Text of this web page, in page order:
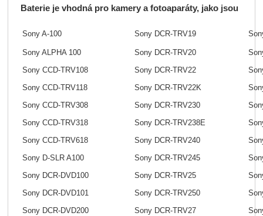
Baterie je vhodná pro kamery a fotoaparáty, jako jsou
Sony A-100 Sony DCR-TRV19
Sony ALPHA 100 Sony DCR-TRV20
Sony CCD-TRV108
Sony DCR-TRV22
Sony CCD-TRV118
Sony DCR-TRV22K
Sony CCD-TRV308
Sony DCR-TRV230
Sony CCD-TRV318
Sony DCR-TRV238E
Sony CCD-TRV618
Sony DCR-TRV240
Sony D-SLR A100
Sony DCR-TRV245
Sony DCR-DVD100
Sony DCR-TRV25
Sony DCR-DVD101
Sony DCR-TRV250
Sony DCR-DVD200
Sony DCR-TRV27